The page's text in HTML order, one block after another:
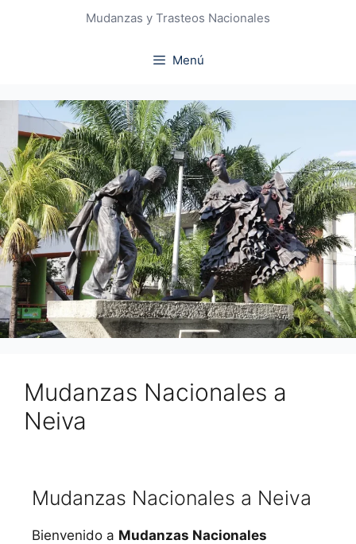
Mudanzas y Trasteos Nacionales
Menú
Mudanzas Nacionales a
Neiva
Mudanzas Nacionales a Neiva
Bienvenido a Mudanzas Nacionales